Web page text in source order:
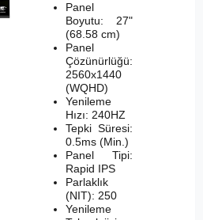
Panel
Boyutu: 27"
(68.58 cm)
Panel
Çözünürlüğü:
2560x1440
(WQHD)
Yenileme
Hızı: 240HZ
Tepki Süresi:
0.5ms (Min.)
Panel Tipi:
Rapid IPS
Parlaklık
(NIT): 250
Yenileme